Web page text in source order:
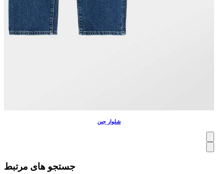
شلوار جین
جستجو های مرتبط